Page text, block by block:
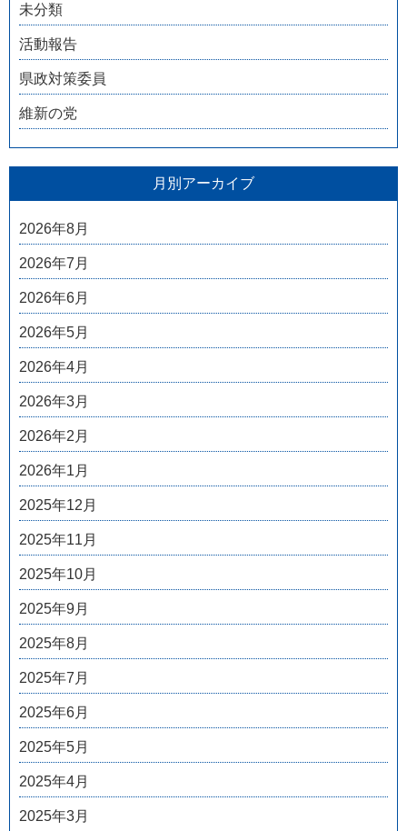
未分類
活動報告
県政対策委員
維新の党
月別アーカイブ
2026年8月
2026年7月
2026年6月
2026年5月
2026年4月
2026年3月
2026年2月
2026年1月
2025年12月
2025年11月
2025年10月
2025年9月
2025年8月
2025年7月
2025年6月
2025年5月
2025年4月
2025年3月